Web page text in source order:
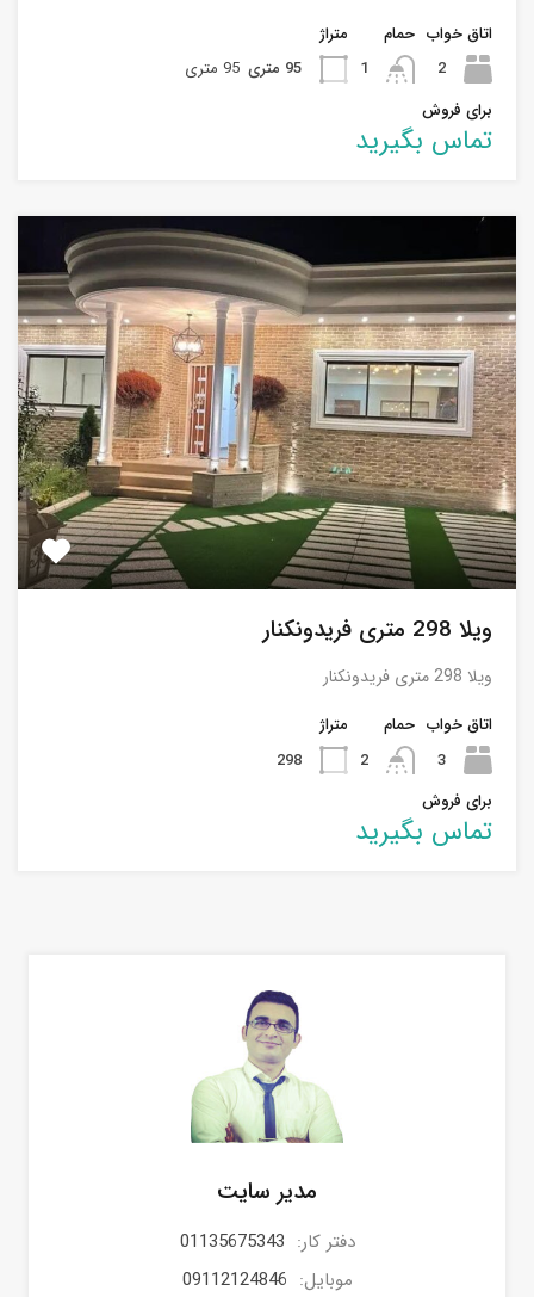
اتاق خواب
2
حمام
1
متراژ
95 متری
95 متری
برای فروش
تماس بگیرید
ویلا 298 متری فریدونکنار
ویلا 298 متری فریدونکنار
اتاق خواب
3
حمام
2
متراژ
298
برای فروش
تماس بگیرید
مدیر سایت
دفتر کار: 01135675343
موبایل: 09112124846